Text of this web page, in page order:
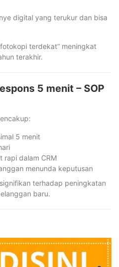
digital yang terukur dan bisa
terdekat” meningkat
terakhir.
5 menit – SOP
5 menit
rapi dalam CRM
menunda keputusan
terhadap peningkatan
baru.